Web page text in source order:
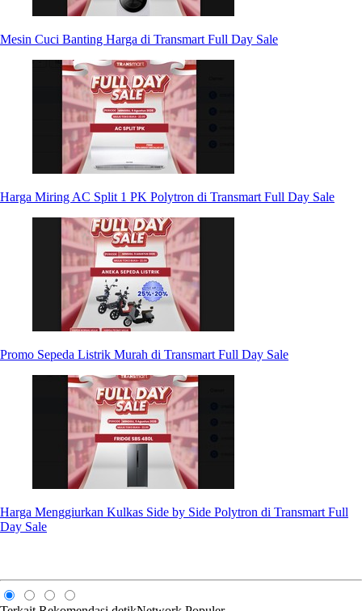
Mesin Cuci Banting Harga di Transmart Full Day Sale
Harga Miring AC Split 1 PK Polytron di Transmart Full Day Sale
Promo Sepeda Listrik Murah di Transmart Full Day Sale
Harga Menggiurkan Kulkas Side by Side Polytron di Transmart Full
Day Sale